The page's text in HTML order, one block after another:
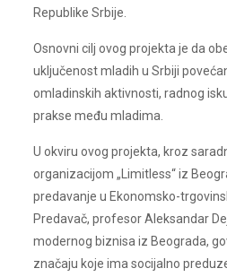
Republike Srbije.
Osnovni cilj ovog projekta je da
uključenost mladih u Srbiji
omladinskih aktivnosti, radnog
prakse među mladima.
U okviru ovog projekta, kroz
organizacijom „Limitless“ iz
predavanje u Ekonomsko-
Predavač, profesor Aleksandar
modernog biznisa iz Beograda,
značaju koje ima socijalno